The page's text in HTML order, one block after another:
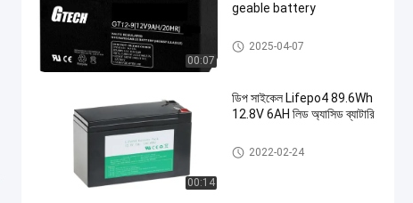
00:07
geable battery
ভিআরএলএ নিয়ন্ত্রিত লিড অ্যাসিড ব্যাটারি
2025-04-07
00:14
ডিপ সাইকেল Lifepo4 89.6Wh
12.8V 6AH লিড অ্যাসিড ব্যাটারি
ভিআরএলএ নিয়ন্ত্রিত লিড অ্যাসিড ব্যাটারি
2022-02-24